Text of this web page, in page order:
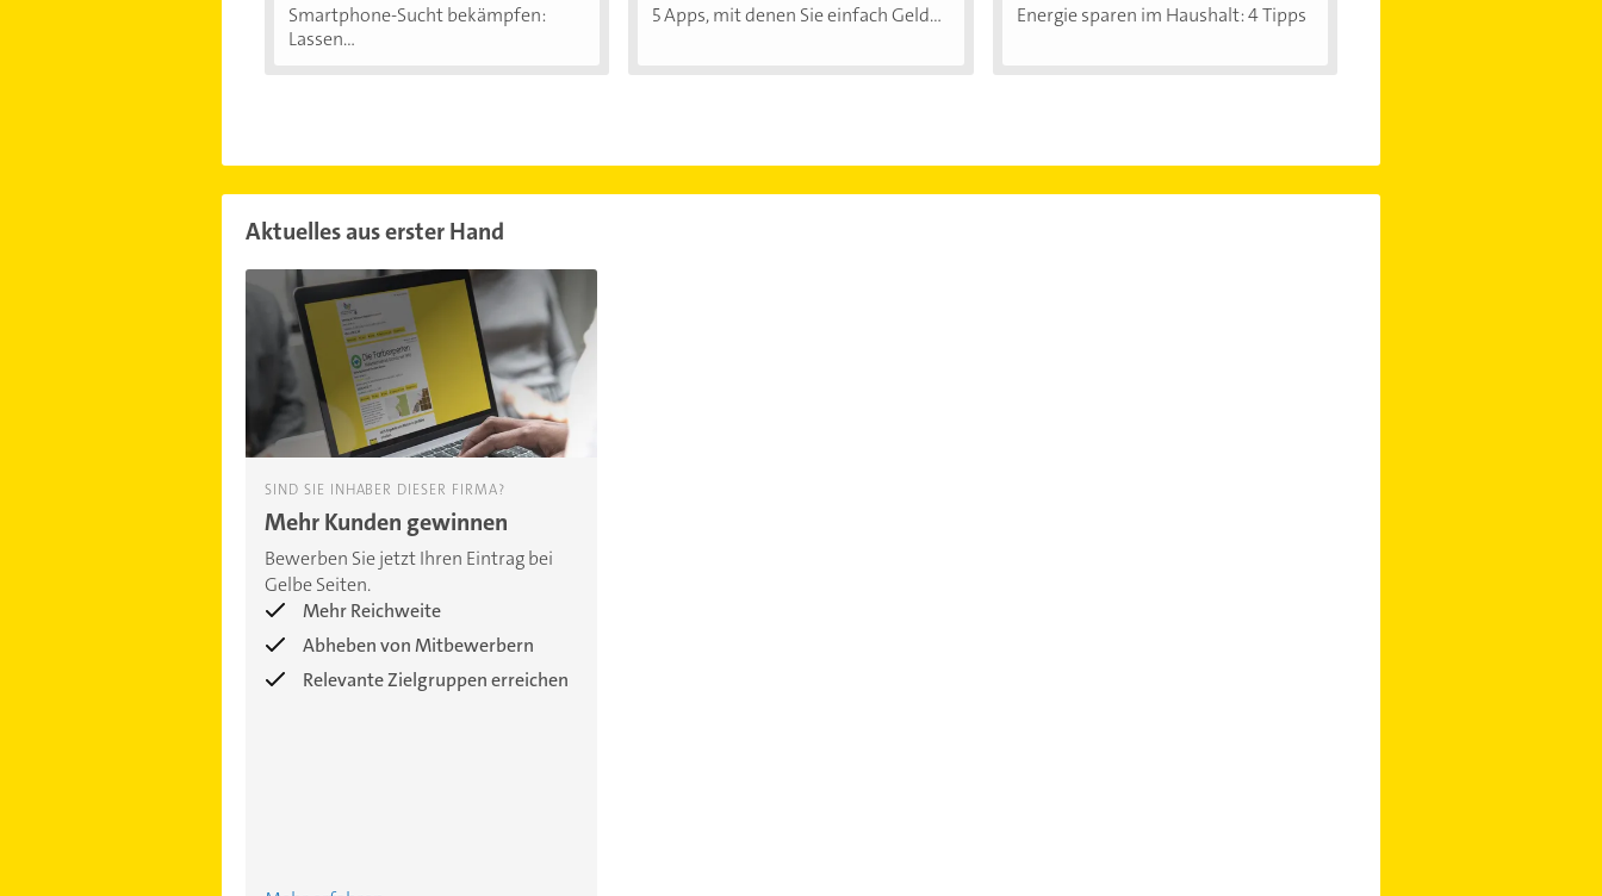
Smartphone-Sucht bekämpfen:
Lassen...
5 Apps, mit denen Sie einfach Geld... Energie sparen im Haushalt: 4 Tipps
Aktuelles aus erster Hand
SIND SIE INHABER DIESER FIRMA?
Mehr Kunden gewinnen
Bewerben Sie jetzt Ihren Eintrag bei
Gelbe Seiten.
Mehr Reichweite
Abheben von Mitbewerbern
Relevante Zielgruppen erreichen